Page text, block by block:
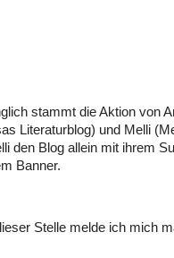
stammt die Aktion von
Literaturblog) und Melli
den Blog allein mit ihrem
Banner.
Stelle melde ich mich